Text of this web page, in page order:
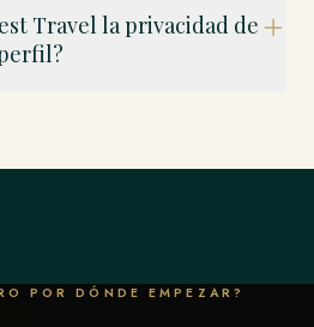
Travel la privacidad de
POR DÓNDE EMPEZAR?